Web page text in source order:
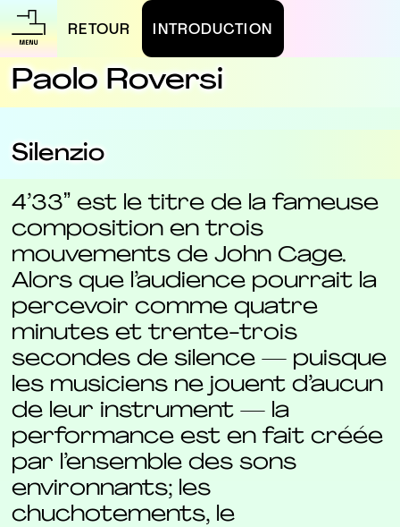
Paolo Roversi
RETOUR INTRODUCTION
Silenzio
4’33ˮ est le titre de la fameuse
composition en trois
mouvements de John Cage.
Alors que l’audience pourrait la
percevoir comme quatre
minutes et trente-trois
secondes de silence — puisque
les musiciens ne jouent d’aucun
de leur instrument — la
performance est en fait créée
par l’ensemble des sons
environnants; les
chuchotements, le